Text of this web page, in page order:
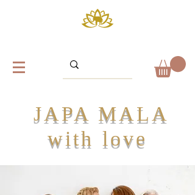
JAPA MALA
with love